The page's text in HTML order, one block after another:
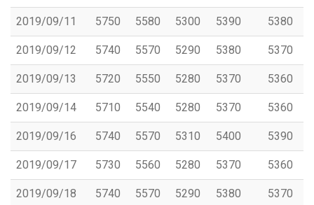
2019/09/11 5750 5580 5300 5390 5380
2019/09/12 5740 5570 5290 5380 5370
2019/09/13 5720 5550 5280 5370 5360
2019/09/14 5710 5540 5280 5370 5360
2019/09/16 5740 5570 5310 5400 5390
2019/09/17 5730 5560 5280 5370 5360
2019/09/18 5740 5570 5290 5380 5370